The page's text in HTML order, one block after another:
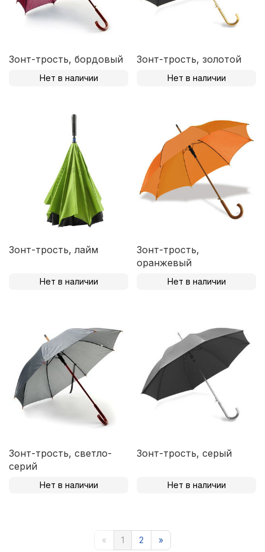
Зонт-трость, бордовый
Нет в наличии
Зонт-трость, золотой
Нет в наличии
Зонт-трость, лайм
Нет в наличии
Зонт-трость,
оранжевый
Нет в наличии
Зонт-трость, светло-
серий
Нет в наличии
Зонт-трость, серый
Нет в наличии
« 1 2 »